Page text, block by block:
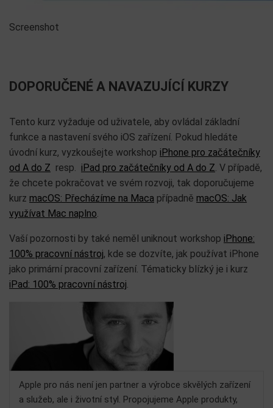
Screenshot
DOPORUČENÉ A NAVAZUJÍCÍ KURZY
Tento kurz vyžaduje od uživatele, aby ovládal základní
funkce a nastavení svého iOS zařízení. Pokud hledáte
úvodní kurz, vyzkoušejte workshop iPhone pro začátečníky
od A do Z resp. iPad pro začátečníky od A do Z. V případě,
že chcete pokračovat ve svém rozvoji, tak doporučujeme
kurz macOS: Přecházíme na Maca případně macOS: Jak
využívat Mac naplno.
Vaší pozornosti by také neměl uniknout workshop iPhone:
100% pracovní nástroj, kde se dozvíte, jak používat iPhone
jako primární pracovní zařízení. Tématicky blízký je i kurz
iPad: 100% pracovní nástroj.
Apple pro nás není jen partner a výrobce skvělých zařízení
a služeb, ale i životní styl. Propojujeme Apple produkty,